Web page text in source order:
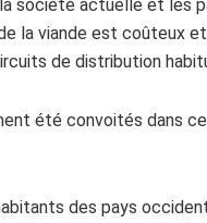
société actuelle et les
la viande est coûteux
de distribution
été convoités dans
des pays